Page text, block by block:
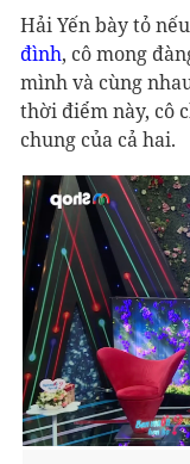
Hải Yến bày tỏ
đình, cô mong
mình và cùng
thời điểm này, cô
chung của cả hai.